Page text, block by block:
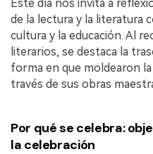
Este día nos invita a
de la lectura y la literatura
cultura y la educación. Al
literarios, se destaca la
forma en que moldearon
través de sus obras
Por qué se celebra:
la celebración